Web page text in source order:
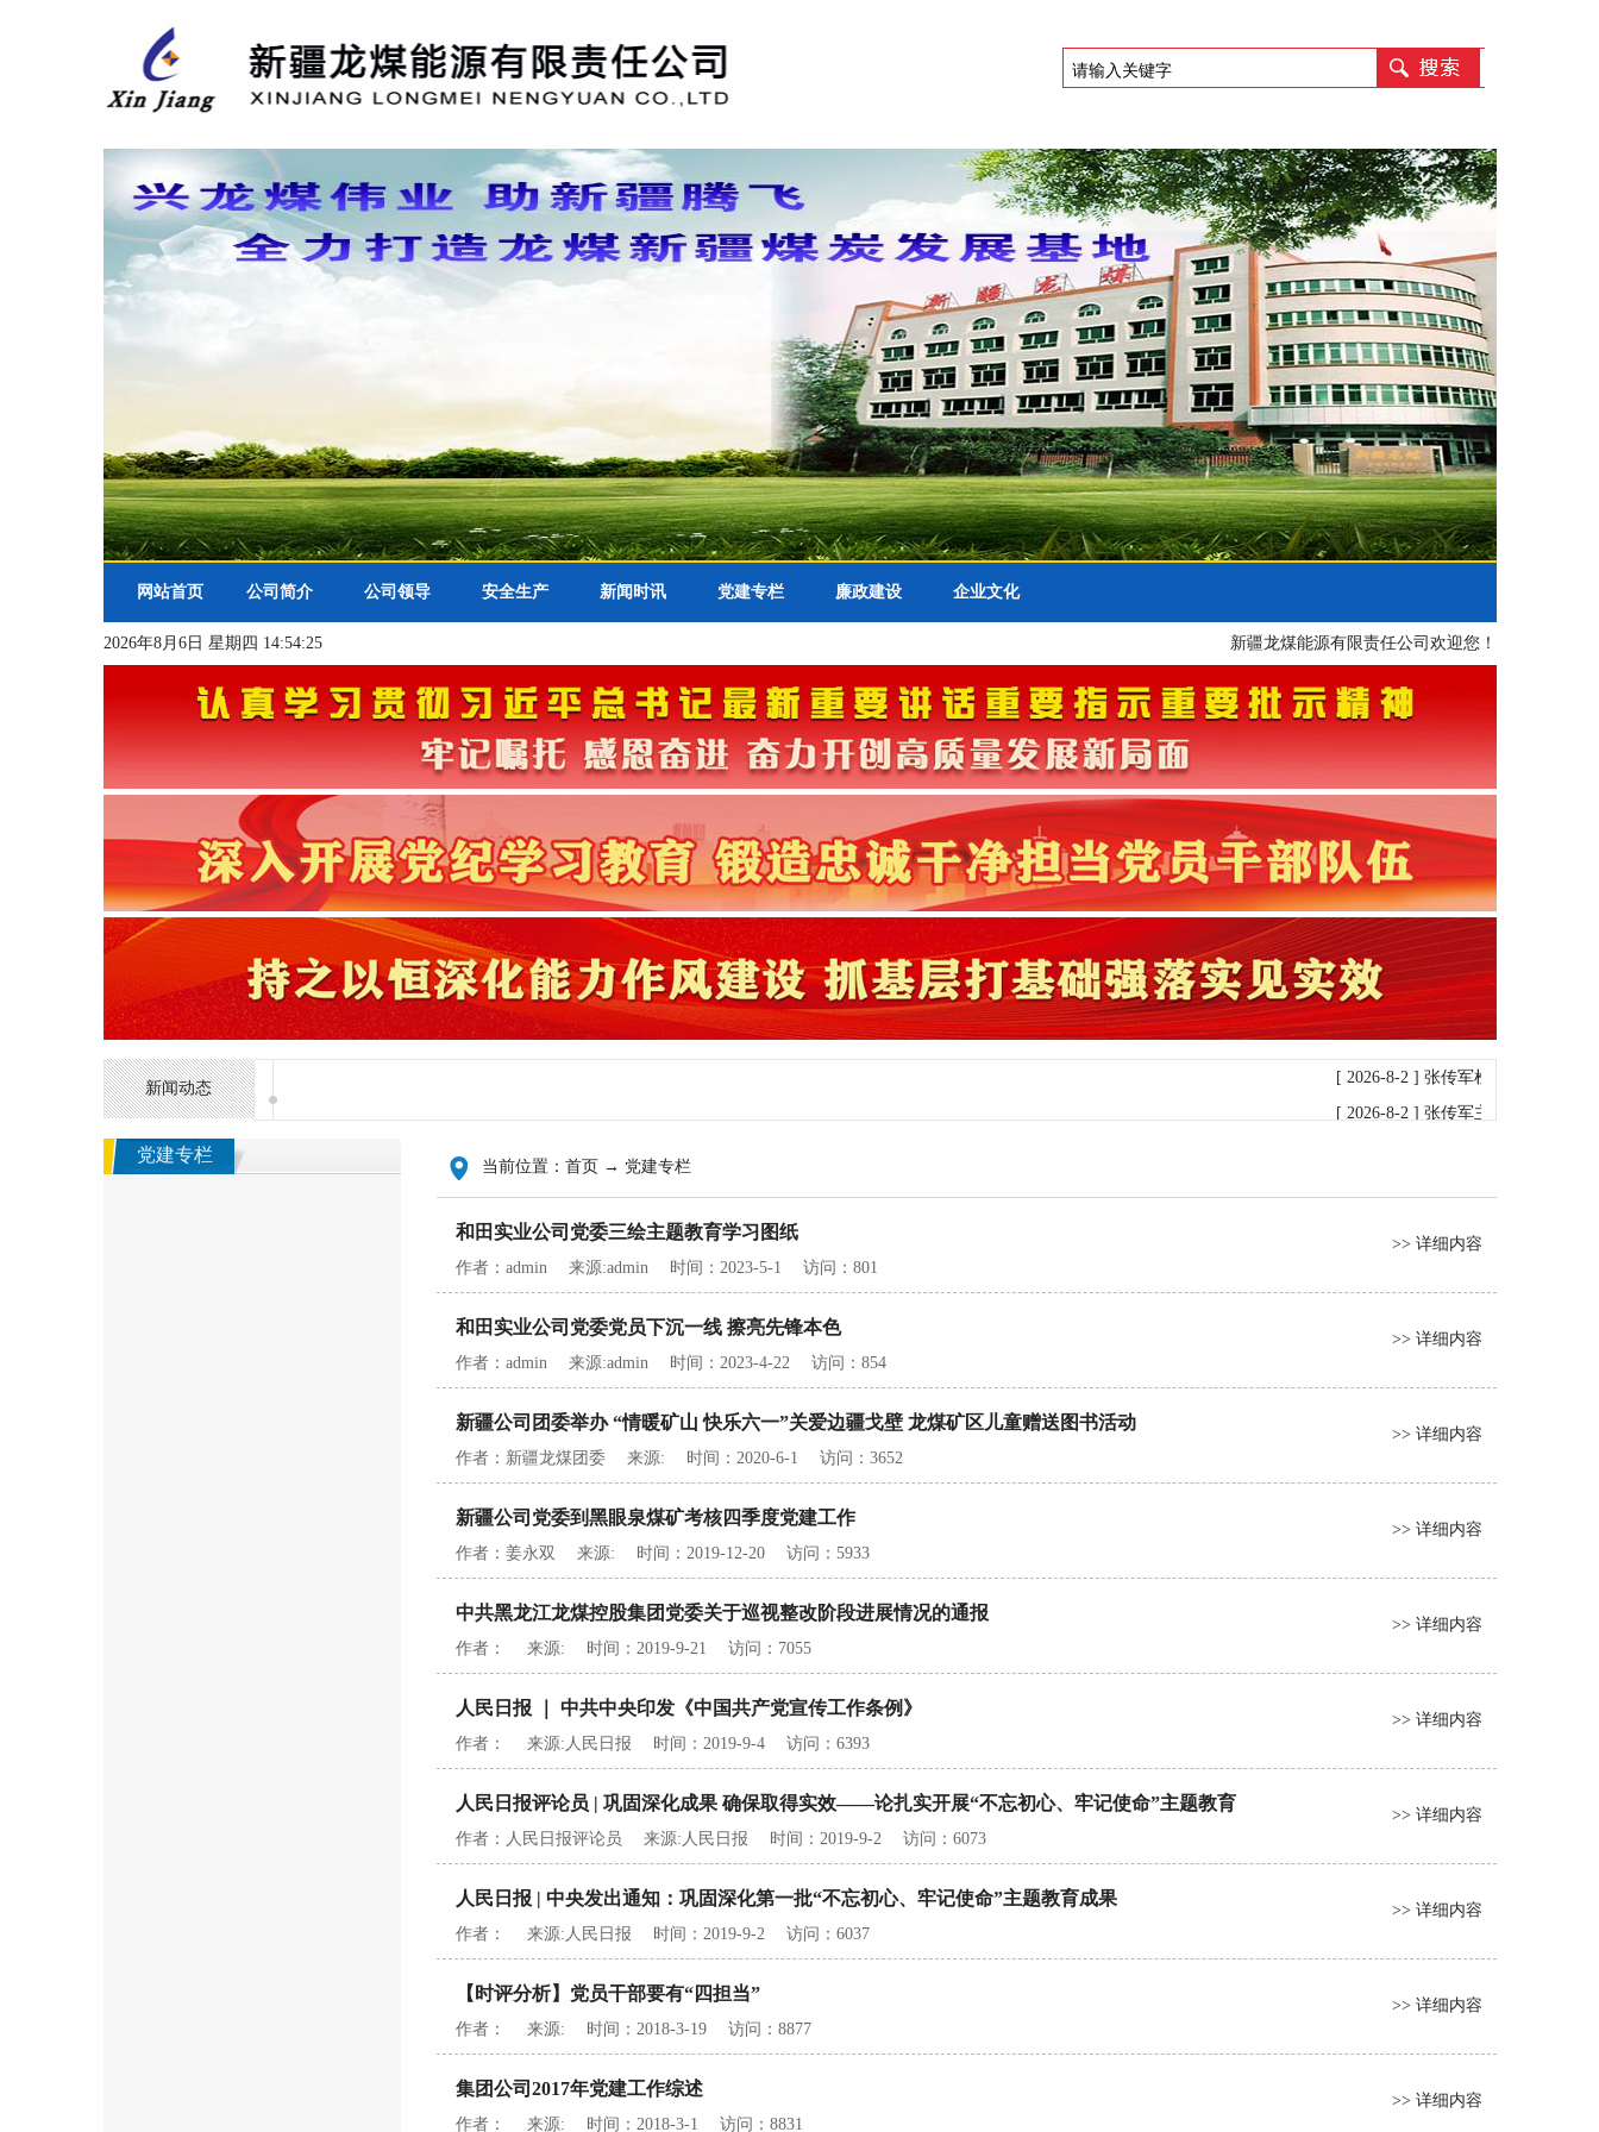
网站首页 公司简介 公司领导 安全生产 新闻时讯 党建专栏 廉政建设 企业文化
2026年8月6日 星期四 14:54:25 新疆龙煤能源有限责任公司欢迎您！
新闻动态
[ 2026-8-2 ]张传军检查指导普阳矿
[ 2026-8-2 ]张传军主持召开普阳矿
[ 2026-7-15 ] 张书瑞率检查组到银鑫
[ 2026-7-13 ]张传军主持召开普阳矿
[ 2026-7-9 ]孙文凯率检查组到普阳
[ 2026-6-25 ]孙文凯率队到银鑫矿业
张书瑞到普阳矿业公司
[ 2026-6-4 ]新疆维吾尔自治区煤田
党建专栏
当前位置： 首页 → 党建专栏
和田实业公司党委三绘主题教育学习图纸
作者：admin 来源:admin 时间：2023-5-1 访问：801
>> 详细内容
和田实业公司党委党员下沉一线 擦亮先锋本色
作者：admin 来源:admin 时间：2023-4-22 访问：854
>> 详细内容
新疆公司团委举办 “情暖矿山 快乐六一”关爱边疆戈壁 龙煤矿区儿童赠送图书活动
作者：新疆龙煤团委 来源: 时间：2020-6-1 访问：3652
>> 详细内容
新疆公司党委到黑眼泉煤矿考核四季度党建工作
作者：姜永双 来源: 时间：2019-12-20 访问：5933
>> 详细内容
中共黑龙江龙煤控股集团党委关于巡视整改阶段进展情况的通报
作者： 来源: 时间：2019-9-21 访问：7055
>> 详细内容
人民日报 ｜ 中共中央印发《中国共产党宣传工作条例》
作者： 来源:人民日报 时间：2019-9-4 访问：6393
>> 详细内容
人民日报评论员 | 巩固深化成果 确保取得实效——论扎实开展“不忘初心、牢记使命”主题教育
作者：人民日报评论员 来源:人民日报 时间：2019-9-2 访问：6073
>> 详细内容
人民日报 | 中央发出通知：巩固深化第一批“不忘初心、牢记使命”主题教育成果
作者： 来源:人民日报 时间：2019-9-2 访问：6037
>> 详细内容
【时评分析】党员干部要有“四担当”
作者： 来源: 时间：2018-3-19 访问：8877
>> 详细内容
集团公司2017年党建工作综述
作者： 来源: 时间：2018-3-1 访问：8831
>> 详细内容